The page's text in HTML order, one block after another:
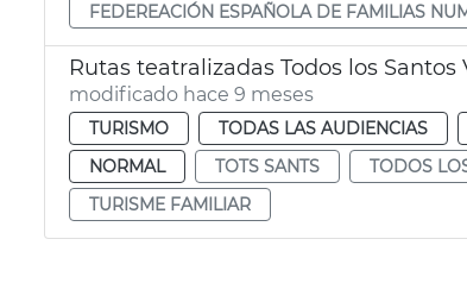
FEDEREACIÓN ESPAÑOLA DE FAMILIAS
Rutas teatralizadas Todos los Santos
modificado hace 9 meses
TURISMO TODAS LAS AUDIENCIAS
NORMAL
TOTS SANTS TODOS
TURISME FAMILIAR